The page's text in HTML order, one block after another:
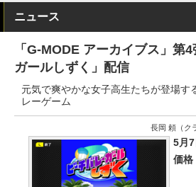
ニュース
「G-MODE アーカイブス」第
ガールしずく」配信
元気で爽やかな女子高生たちが登場す
レーゲーム
長岡 頼（ク
5月
価格